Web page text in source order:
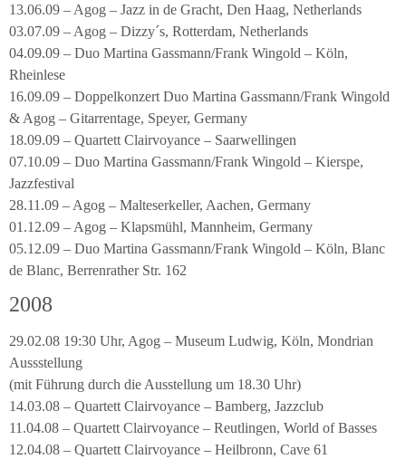
13.06.09 – Agog – Jazz in de Gracht, Den Haag, Netherlands
03.07.09 – Agog – Dizzy´s, Rotterdam, Netherlands
04.09.09 – Duo Martina Gassmann/Frank Wingold – Köln,
Rheinlese
16.09.09 – Doppelkonzert Duo Martina Gassmann/Frank Wingold
& Agog – Gitarrentage, Speyer, Germany
18.09.09 – Quartett Clairvoyance – Saarwellingen
07.10.09 – Duo Martina Gassmann/Frank Wingold – Kierspe,
Jazzfestival
28.11.09 – Agog – Malteserkeller, Aachen, Germany
01.12.09 – Agog – Klapsmühl, Mannheim, Germany
05.12.09 – Duo Martina Gassmann/Frank Wingold – Köln, Blanc
de Blanc, Berrenrather Str. 162
2008
29.02.08 19:30 Uhr, Agog – Museum Ludwig, Köln, Mondrian
Aussstellung
(mit Führung durch die Ausstellung um 18.30 Uhr)
14.03.08 – Quartett Clairvoyance – Bamberg, Jazzclub
11.04.08 – Quartett Clairvoyance – Reutlingen, World of Basses
12.04.08 – Quartett Clairvoyance – Heilbronn, Cave 61